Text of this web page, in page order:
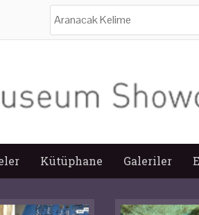
Kütüphane Galeriler